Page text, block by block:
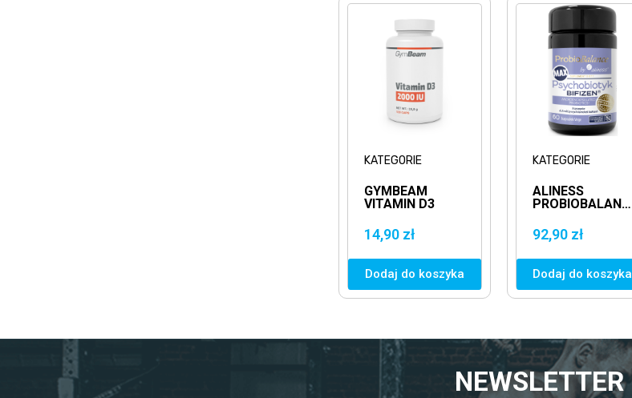
KATEGORIE
GYMBEAM
VITAMIN D3
120KAPS.
WITAMINA D3
14,90 zł
Dodaj do koszyka
KATEGORIE
ALINESS
PROBIOBALANCE
60VCAPS.
92,90 zł
Dodaj do koszyka
NEWSLETTER